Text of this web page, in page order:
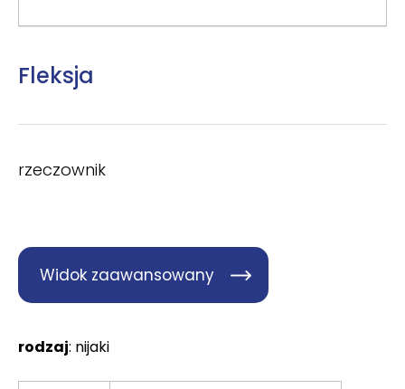
Fleksja
rzeczownik
Widok zaawansowany
rodzaj: nijaki